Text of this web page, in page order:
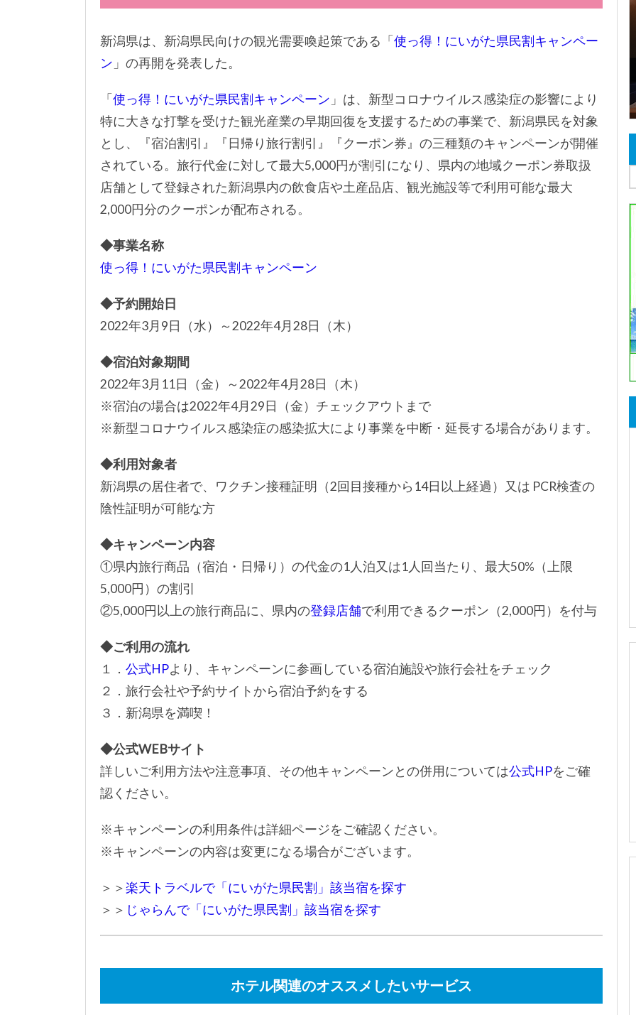
新潟県は、新潟県民向けの観光需要喚起策である「使っ得！にいがた県民割キャンペー
ン 」の再開を発表した。
「使っ得！にいがた県民割キャンペーン 」は、新型コロナウイルス感染症の影響により
特に大きな打撃を受けた観光産業の早期回復を支援するための事業で、新潟県民を対象
とし、『宿泊割引』『日帰り旅行割引』『クーポン券』の三種類のキャンペーンが開催
されている。旅行代金に対して最大5,000円が割引になり、県内の地域クーポン券取扱
店舗として登録された新潟県内の飲食店や土産品店、観光施設等で利用可能な最大
2,000円分のクーポンが配布される。
◆事業名称
使っ得！にいがた県民割キャンペーン
◆予約開始日
2022年3月9日（水）～2022年4月28日（木）
◆宿泊対象期間
2022年3月11日（金）～2022年4月28日（木）
※宿泊の場合は2022年4月29日（金）チェックアウトまで
※新型コロナウイルス感染症の感染拡大により事業を中断・延長する場合があります。
◆利用対象者
新潟県の居住者で、ワクチン接種証明（2回目接種から14日以上経過）又は PCR検査の
陰性証明が可能な方
◆キャンペーン内容
①県内旅行商品（宿泊・日帰り）の代金の1人泊又は1人回当たり、最大50%（上限
5,000円）の割引
②5,000円以上の旅行商品に、県内の登録店舗で利用できるクーポン（2,000円）を付与
◆ご利用の流れ
１． 公式HPより、キャンペーンに参画している宿泊施設や旅行会社をチェック
２．旅行会社や予約サイトから宿泊予約をする
３．新潟県を満喫！
◆公式WEBサイト
詳しいご利用方法や注意事項、その他キャンペーンとの併用については公式HPをご確
認ください。
※キャンペーンの利用条件は詳細ページをご確認ください。
※キャンペーンの内容は変更になる場合がございます。
＞＞楽天トラベルで「にいがた県民割」該当宿を探す
＞＞ じゃらんで「にいがた県民割」該当宿を探す
ホテル関連のオススメしたいサービス